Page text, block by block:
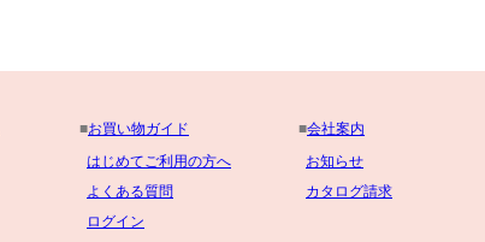
■お買い物ガイド ■会社案内
はじめてご利用の方へ
よくある質問
ログイン
お知らせ
カタログ請求